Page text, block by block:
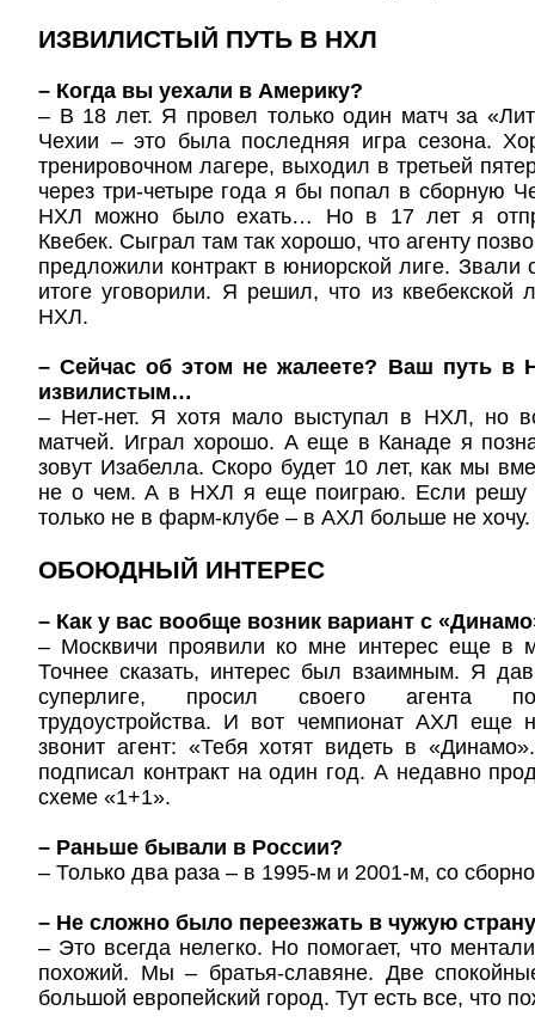
ИЗВИЛИСТЫЙ ПУТЬ В НХЛ
– Когда вы уехали в Америку?
– В 18 лет. Я провел только один матч за
Чехии – это была последняя игра сезона.
тренировочном лагере, выходил в третьей
через три-четыре года я бы попал в сборную
НХЛ можно было ехать… Но в 17 лет я
Квебек. Сыграл там так хорошо, что агенту
предложили контракт в юниорской лиге. Звали
итоге уговорили. Я решил, что из квебекской
НХЛ.
– Сейчас об этом не жалеете? Ваш путь
извилистым…
– Нет-нет. Я хотя мало выступал в НХЛ, но
матчей. Играл хорошо. А еще в Канаде я
зовут Изабелла. Скоро будет 10 лет, как мы
не о чем. А в НХЛ я еще поиграю. Если решу
только не в фарм-клубе – в АХЛ больше не хочу.
ОБОЮДНЫЙ ИНТЕРЕС
– Как у вас вообще возник вариант с
– Москвичи проявили ко мне интерес еще в
Точнее сказать, интерес был взаимным. Я
суперлиге, просил своего агента
трудоустройства. И вот чемпионат АХЛ еще
звонит агент: «Тебя хотят видеть в
подписал контракт на один год. А недавно
схеме «1+1».
– Раньше бывали в России?
– Только два раза – в 1995-м и 2001-м, со
– Не сложно было переезжать в чужую
– Это всегда нелегко. Но помогает, что
похожий. Мы – братья-славяне. Две
большой европейский город. Тут есть все, что